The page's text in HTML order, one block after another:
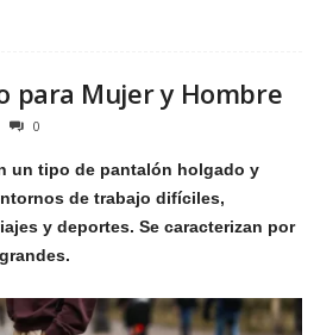
para Mujer y Hombre
0
un tipo de pantalón holgado y
de trabajo difíciles,
y deportes. Se caracterizan por